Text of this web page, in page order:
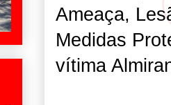
Ameaça,
Medidas
vítima